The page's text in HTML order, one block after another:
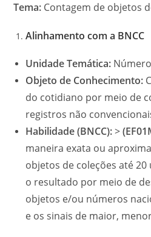
Tema: Contagem de objetos
Alinhamento com a BNCC
Unidade Temática:
Objeto de Conhecimento:
do cotidiano por meio de
registros não
Habilidade (BNCC):>
maneira exata ou
objetos de coleções até
o resultado por meio de
objetos e/ou números
e os sinais de maior,